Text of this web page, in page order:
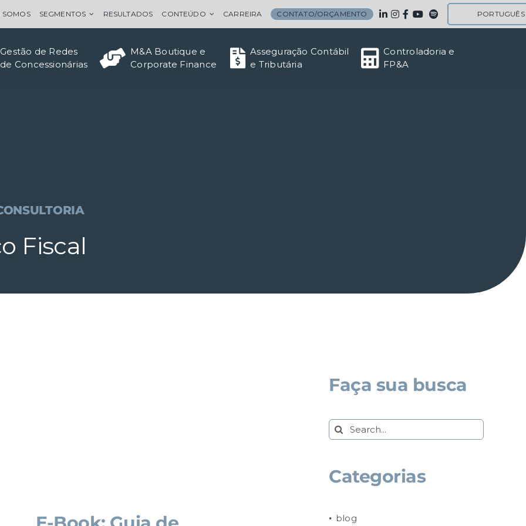
SOMOS SEGMENTOS RESULTADOS CONTEÚDO CARREIRA CONTATO/ORÇAMENTO PORTUGUÊS
Gestão de Redes
de Concessionárias
M&A Boutique e
Corporate Finance
Asseguração Contábil
e Tributária
Controladoria e
FP&A
Fiscal
Faça sua busca
Search
for:
Categorias
blog